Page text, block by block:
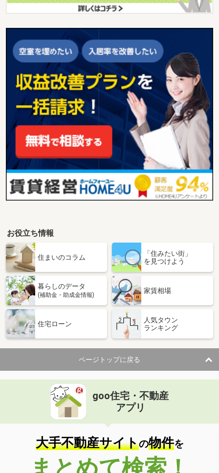
お役立ち情報
住まいのコラム
「住みたい街」
を見つけよう
暮らしのデータ
(補助金・助成金情報)
家賃相場
住宅ローン
人気タウン
ランキング
ページトップに戻る
goo住宅・不動産
アプリ
大手不動産サイトの物件を
まとめて検索！